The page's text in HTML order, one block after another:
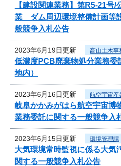
【建設関連業務】第R5-21号/
業 ダム周辺環境整備計画等
般競争入札公告
2023年6月19日更新 高山土木事
低濃度PCB廃棄物処分業務委
地内）
2023年6月16日更新 航空宇宙産
岐阜かかみがはら航空宇宙博
業務委託に関する一般競争入
2023年6月15日更新 環境管理課
大気環境常時監視に係る大気
関する一般競争入札公告